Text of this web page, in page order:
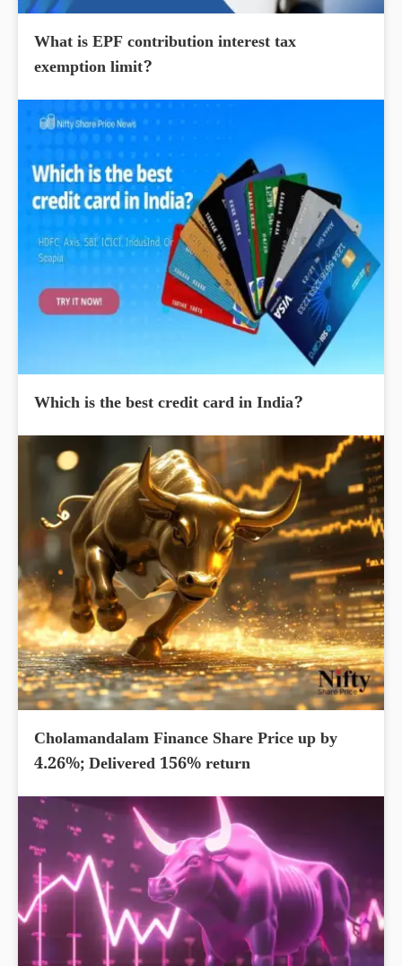
What is EPF contribution interest tax
exemption limit?
Which is the best credit card in India?
Cholamandalam Finance Share Price up by
4.26%; Delivered 156% return